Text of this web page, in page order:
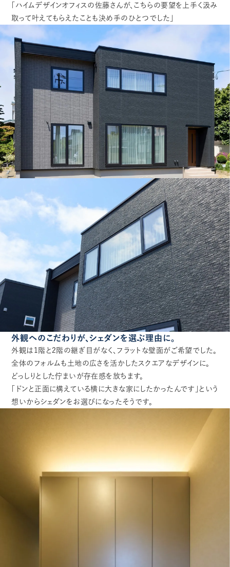
「ハイムデザインオフィスの佐藤さんが、こちらの要望を上手く汲み
取って叶えてもらえたことも決め手のひとつでした」
外観へのこだわりが、シェダンを選ぶ理由に。
外観は1階と2階の継ぎ目がなく、フラットな壁面がご希望でした。
全体のフォルムも土地の広さを活かしたスクエアなデザインに。
どっしりとした佇まいが存在感を放ちます。
「ドンと正面に構えている横に大きな家にしたかったんです」という
想いからシェダンをお選びになったそうです。